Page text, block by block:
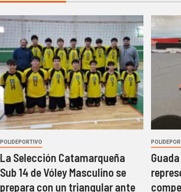
POLIDEPORTIVO
La Selección Catamarqueña
Sub 14 de Vóley Masculino se
prepara con un triangular ante